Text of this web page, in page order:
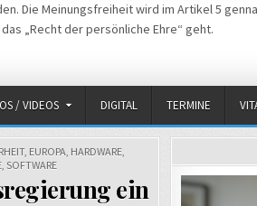
Die Meinungsfreiheit wird im Artikel 5
„Recht der persönliche Ehre“ geht.
/ VIDEOS DIGITAL TERMINE
, EUROPA HARDWARE,
SOFTWARE
ein